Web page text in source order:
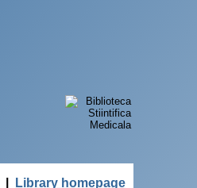
Library homepage